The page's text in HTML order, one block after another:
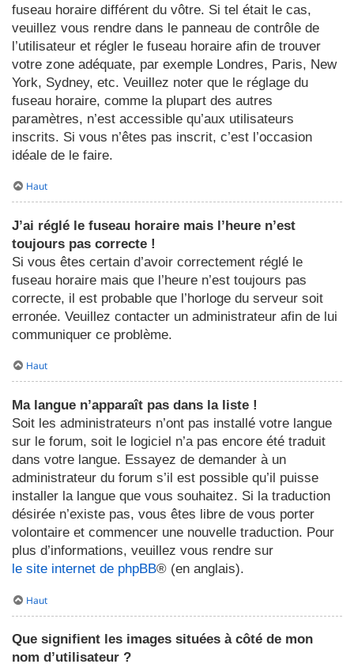
fuseau horaire différent du vôtre. Si tel était le cas,
veuillez vous rendre dans le panneau de contrôle de
l’utilisateur et régler le fuseau horaire afin de trouver
votre zone adéquate, par exemple Londres, Paris, New
York, Sydney, etc. Veuillez noter que le réglage du
fuseau horaire, comme la plupart des autres
paramètres, n’est accessible qu’aux utilisateurs
inscrits. Si vous n’êtes pas inscrit, c’est l’occasion
idéale de le faire.
Haut
J’ai réglé le fuseau horaire mais l’heure n’est
toujours pas correcte !
Si vous êtes certain d’avoir correctement réglé le
fuseau horaire mais que l’heure n’est toujours pas
correcte, il est probable que l’horloge du serveur soit
erronée. Veuillez contacter un administrateur afin de lui
communiquer ce problème.
Haut
Ma langue n’apparaît pas dans la liste !
Soit les administrateurs n’ont pas installé votre langue
sur le forum, soit le logiciel n’a pas encore été traduit
dans votre langue. Essayez de demander à un
administrateur du forum s’il est possible qu’il puisse
installer la langue que vous souhaitez. Si la traduction
désirée n’existe pas, vous êtes libre de vous porter
volontaire et commencer une nouvelle traduction. Pour
plus d’informations, veuillez vous rendre sur
le site internet de phpBB® (en anglais).
Haut
Que signifient les images situées à côté de mon
nom d’utilisateur ?